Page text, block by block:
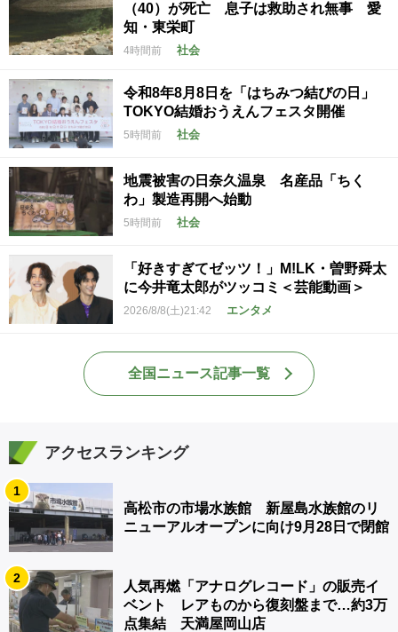
（40）が死亡 息子は救助され無事 愛
知・東栄町
4時間前 社会
令和8年8月8日を「はちみつ結びの日」
TOKYO結婚おうえんフェスタ開催
5時間前 社会
地震被害の日奈久温泉 名産品「ちく
わ」製造再開へ始動
5時間前 社会
「好きすぎてゼッツ！」M!LK・曽野舜太
に今井竜太郎がツッコミ＜芸能動画＞
2026/8/8(土)21:42 エンタメ
全国ニュース記事一覧
アクセスランキング
1
高松市の市場水族館 新屋島水族館のリ
ニューアルオープンに向け9月28日で閉館
2
人気再燃「アナログレコード」の販売イ
ベント レアものから復刻盤まで…約3万
点集結 天満屋岡山店